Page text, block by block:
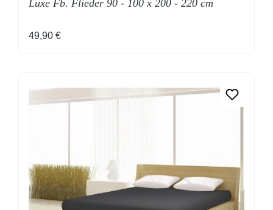
Luxe Fb. Flieder 90 - 100 x 200 - 220 cm
Regulärer Preis:
49,90 €